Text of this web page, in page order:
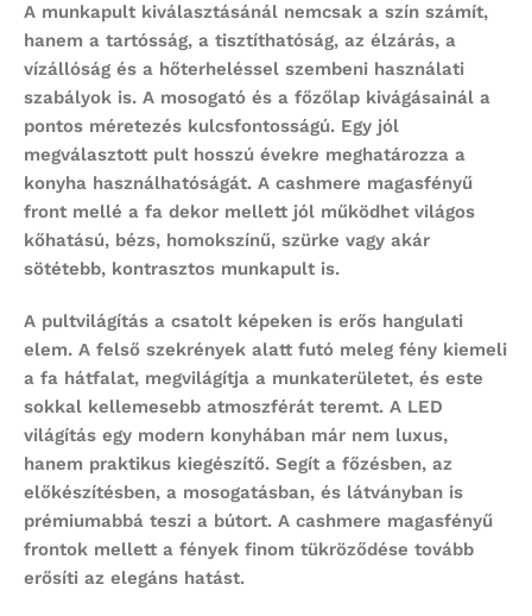
A munkapult kiválasztásánál nemcsak a szín számít,
hanem a tartósság, a tisztíthatóság, az élzárás, a
vízállóság és a hőterheléssel szembeni használati
szabályok is. A mosogató és a főzőlap kivágásainál a
pontos méretezés kulcsfontosságú. Egy jól
megválasztott pult hosszú évekre meghatározza a
konyha használhatóságát. A cashmere magasfényű
front mellé a fa dekor mellett jól működhet világos
kőhatású, bézs, homokszínű, szürke vagy akár
sötétebb, kontrasztos munkapult is.
A pultvilágítás a csatolt képeken is erős hangulati
elem. A felső szekrények alatt futó meleg fény kiemeli
a fa hátfalat, megvilágítja a munkaterületet, és este
sokkal kellemesebb atmoszférát teremt. A LED
világítás egy modern konyhában már nem luxus,
hanem praktikus kiegészítő. Segít a főzésben, az
előkészítésben, a mosogatásban, és látványban is
prémiumabbá teszi a bútort. A cashmere magasfényű
frontok mellett a fények finom tükröződése tovább
erősíti az elegáns hatást.